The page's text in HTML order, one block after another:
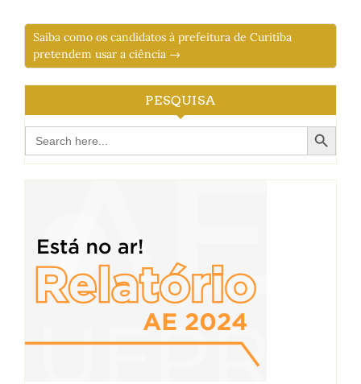
Saiba como os candidatos à prefeitura de Curitiba
pretendem usar a ciência →
PESQUISA
Search
for:
Search Button